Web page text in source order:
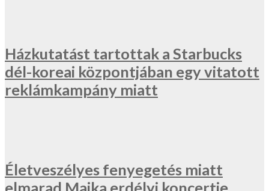
Házkutatást tartottak a Starbucks
dél-koreai központjában egy vitatott
reklámkampány miatt
Életveszélyes fenyegetés miatt